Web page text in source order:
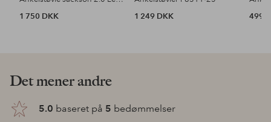
1 750 DKK
1 249 DKK
499
Det mener andre
5.0 baseret på 5 bedømmelser